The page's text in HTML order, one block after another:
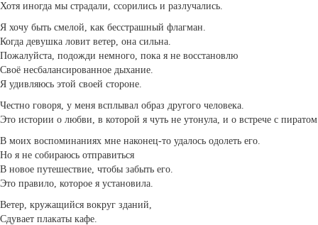
Хотя иногда мы страдали, ссорились и разлучались.
Я хочу быть смелой, как бесстрашный флагман.
Когда девушка ловит ветер, она сильна.
Пожалуйста, подожди немного, пока я не восстановлю
Своё несбалансированное дыхание.
Я удивляюсь этой своей стороне.
Честно говоря, у меня всплывал образ другого человека.
Это истории о любви, в которой я чуть не утонула, и о встрече с
В моих воспоминаниях мне наконец-то удалось одолеть его.
Но я не собираюсь отправиться
В новое путешествие, чтобы забыть его.
Это правило, которое я установила.
Ветер, кружащийся вокруг зданий,
Сдувает плакаты кафе.